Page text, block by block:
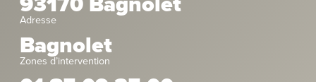
Adresse
Bagnolet
Zones d’intervention